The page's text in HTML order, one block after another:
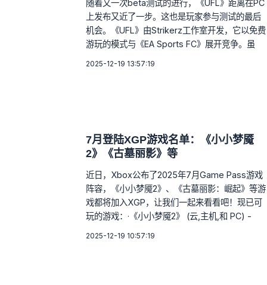
随着又一次beta测试的进行，《UFL》距离在PC
上发布又近了一步。这也是玩家参与测试的最后
机会。《UFL》由Strikerz工作室开发，它以免费
游玩的模式与《EA Sports FC》展开竞争。虽
2025-12-19 13:57:19
7月登陆XGP游戏名单：《小小梦魇
2》《古墓丽影》等
近日，Xbox公布了2025年7月Game Pass游戏
阵容，《小小梦魇2》、《古墓丽影：崛起》等游
戏都将加入XGP，让我们一起来看看吧！现已可
玩的游戏：·《小小梦魇2》 (云,主机,和 PC) -
2025-12-19 10:57:19